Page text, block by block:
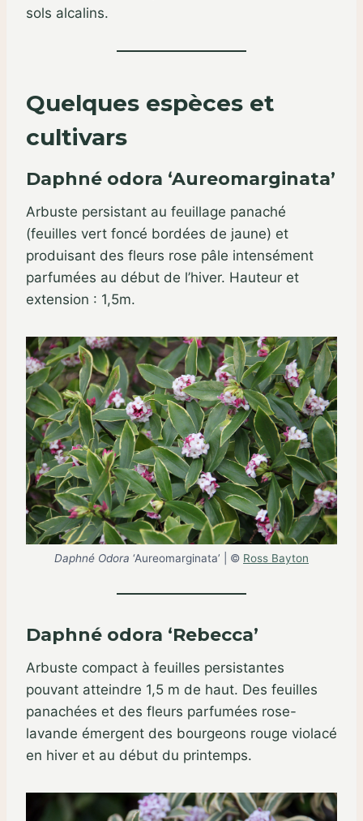
sols alcalins.
Quelques espèces et
cultivars
Daphné odora ‘Aureomarginata’
Arbuste persistant au feuillage panaché
(feuilles vert foncé bordées de jaune) et
produisant des fleurs rose pâle intensément
parfumées au début de l’hiver. Hauteur et
extension : 1,5m.
Daphné Odora ‘Aureomarginata’ | © Ross Bayton
Daphné odora ‘Rebecca’
Arbuste compact à feuilles persistantes
pouvant atteindre 1,5 m de haut. Des feuilles
panachées et des fleurs parfumées rose-
lavande émergent des bourgeons rouge violacé
en hiver et au début du printemps.